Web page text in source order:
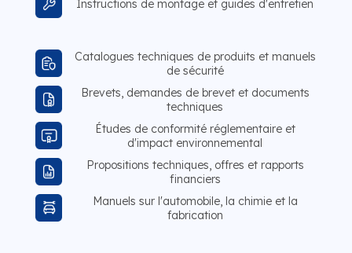
Instructions de montage et guides d'entretien
Catalogues techniques de produits et manuels
de sécurité
Brevets, demandes de brevet et documents
techniques
Études de conformité réglementaire et
d'impact environnemental
Propositions techniques, offres et rapports
financiers
Manuels sur l'automobile, la chimie et la
fabrication